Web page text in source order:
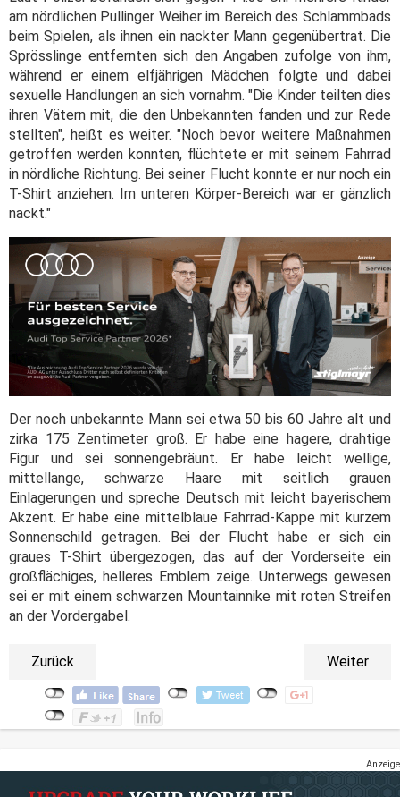
am nördlichen Pullinger Weiher im Bereich des Schlammbads
beim Spielen, als ihnen ein nackter Mann gegenübertrat. Die
Sprösslinge entfernten sich den Angaben zufolge von ihm,
während er einem elfjährigen Mädchen folgte und dabei
sexuelle Handlungen an sich vornahm. "Die Kinder teilten dies
ihren Vätern mit, die den Unbekannten fanden und zur Rede
stellten", heißt es weiter. "Noch bevor weitere Maßnahmen
getroffen werden konnten, flüchtete er mit seinem Fahrrad
in nördliche Richtung. Bei seiner Flucht konnte er nur noch ein
T-Shirt anziehen. Im unteren Körper-Bereich war er gänzlich
nackt."
Der noch unbekannte Mann sei etwa 50 bis 60 Jahre alt und
zirka 175 Zentimeter groß. Er habe eine hagere, drahtige
Figur und sei sonnengebräunt. Er habe leicht wellige,
mittellange, schwarze Haare mit seitlich grauen
Einlagerungen und spreche Deutsch mit leicht bayerischem
Akzent. Er habe eine mittelblaue Fahrrad-Kappe mit kurzem
Sonnenschild getragen. Bei der Flucht habe er sich ein
graues T-Shirt übergezogen, das auf der Vorderseite ein
großflächiges, helleres Emblem zeige. Unterwegs gewesen
sei er mit einem schwarzen Mountainnike mit roten Streifen
an der Vordergabel.
Zurück Weiter
Anzeige